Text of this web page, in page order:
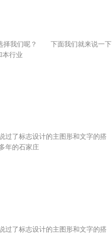
择我们呢？ 下面我们就来说一下
行业
了标志设计的主图形和文字的搭
年的石家庄
了标志设计的主图形和文字的搭